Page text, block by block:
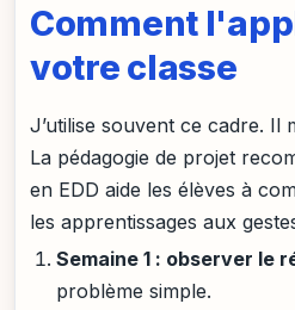
Comment
votre classe
J’utilise souvent ce cadre. Il
La pédagogie de projet
en EDD aide les élèves à
les apprentissages aux
Semaine 1 : observer le
problème simple.